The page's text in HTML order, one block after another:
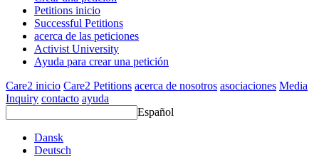
Petitions inicio
Successful Petitions
acerca de las peticiones
Activist University
Ayuda para crear una petición
Care2 inicio Care2 Petitions acerca de nosotros asociaciones Media
Inquiry contacto ayuda
Español
Dansk
Deutsch